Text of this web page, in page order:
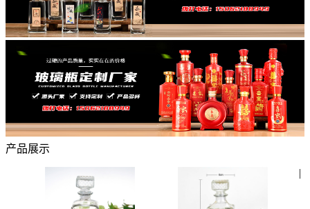
生产车间
产品展示
|